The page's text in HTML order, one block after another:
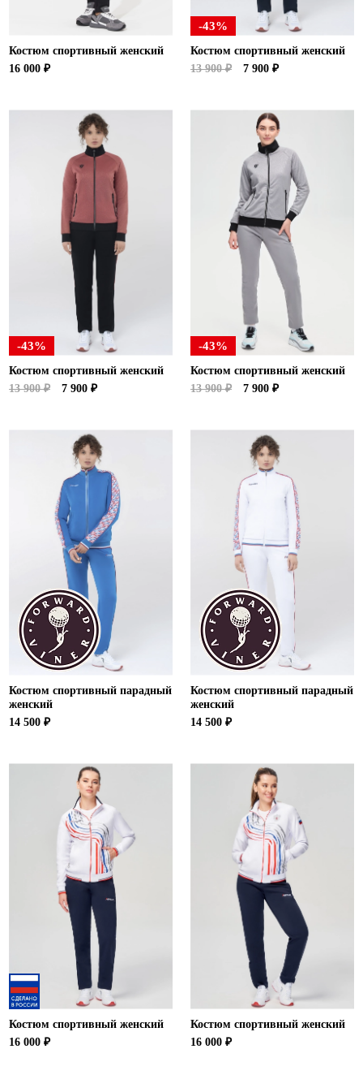
Костюм спортивный женский
16 000 ₽
-43%
Костюм спортивный женский
13 900 ₽
7 900 ₽
-43%
Костюм спортивный женский
13 900 ₽
7 900 ₽
-43%
Костюм спортивный женский
13 900 ₽
7 900 ₽
Костюм спортивный парадный
женский
14 500 ₽
Костюм спортивный парадный
женский
14 500 ₽
Костюм спортивный женский
16 000 ₽
Костюм спортивный женский
16 000 ₽